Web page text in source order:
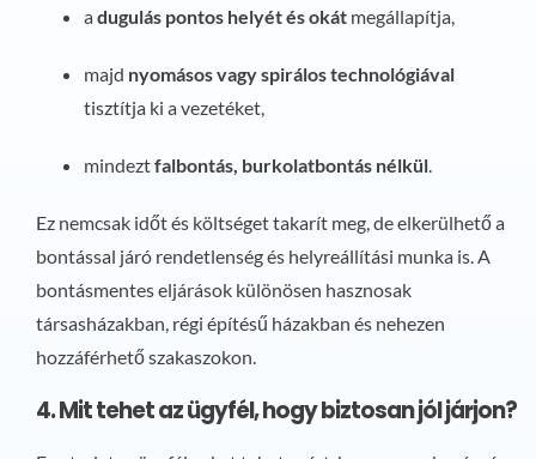
adugulás pontos helyét és okátmegállapítja,
majd nyomásos vagy spirálos technológiával
tisztítja ki a vezetéket,
mindeztfalbontás, burkolatbontás nélkül.
Ez nemcsak időt és költséget takarít meg, de elkerülhető a
bontással járó rendetlenség és helyreállítási munka is. A
bontásmentes eljárások különösen hasznosak
társasházakban, régi építésű házakban és nehezen
hozzáférhető szakaszokon.
4. Mit tehet az ügyfél, hogy biztosan jól járjon?